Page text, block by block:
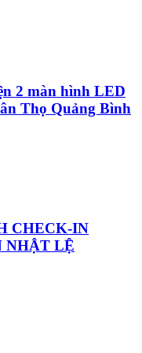
2 màn hình LED
Thọ Quảng Bình
CHECK-IN
NHẬT LỆ